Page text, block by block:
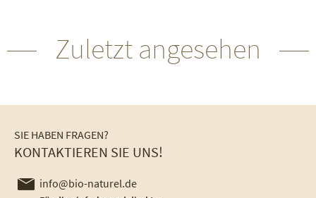
Zuletzt angesehen
SIE HABEN FRAGEN?
KONTAKTIEREN SIE UNS!
info@bio-naturel.de